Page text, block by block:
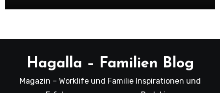
Hagalla – Familien Blog
Magazin – Worklife und Familie Inspirationen und